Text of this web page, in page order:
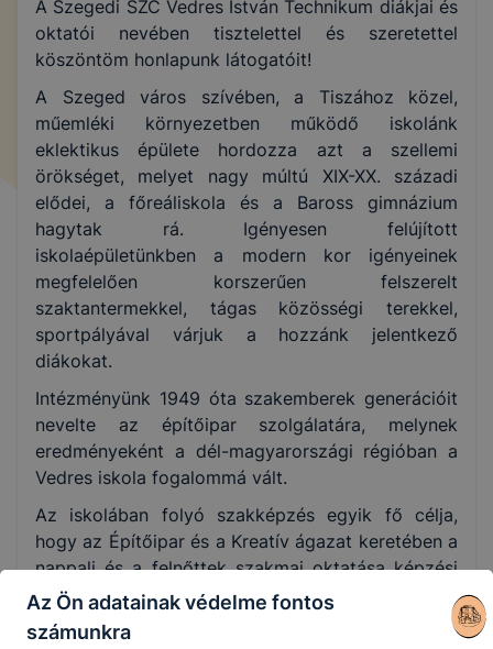
A Szegedi SZC Vedres István Technikum diákjai és
oktatói nevében tisztelettel és szeretettel
köszöntöm honlapunk látogatóit!
A Szeged város szívében, a Tiszához közel,
műemléki környezetben működő iskolánk
eklektikus épülete hordozza azt a szellemi
örökséget, melyet nagy múltú XIX-XX. századi
elődei, a főreáliskola és a Baross gimnázium
hagytak rá. Igényesen felújított
iskolaépületünkben a modern kor igényeinek
megfelelően korszerűen felszerelt
szaktantermekkel, tágas közösségi terekkel,
sportpályával várjuk a hozzánk jelentkező
diákokat.
Intézményünk 1949 óta szakemberek generációit
nevelte az építőipar szolgálatára, melynek
eredményeként a dél-magyarországi régióban a
Vedres iskola fogalommá vált.
Az iskolában folyó szakképzés egyik fő célja,
hogy az Építőipar és a Kreatív ágazat keretében a
nappali és a felnőttek szakmai oktatása képzési
formákban oktatott szakmák (Magasépítő
technikus, Grafikus, Mozgókép- és
Az Ön adatainak védelme fontos
számunkra